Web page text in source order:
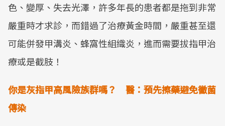
色、變厚、失去光澤，許多年長的患者都是拖到非常
嚴重時才求診，而錯過了治療黃金時間，嚴重甚至還
可能併發甲溝炎、蜂窩性組織炎，進而需要拔指甲治
療或是截肢！
你是灰指甲高風險族群嗎？ 醫：預先擦藥避免黴菌
傳染